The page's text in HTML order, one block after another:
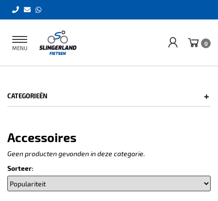
Toggle
navigation
MENU
0
CATEGORIEËN +
Accessoires
Geen producten gevonden in deze categorie.
Sorteer: